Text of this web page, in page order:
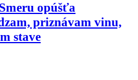
opúšťa
priznávam vinu,
stave